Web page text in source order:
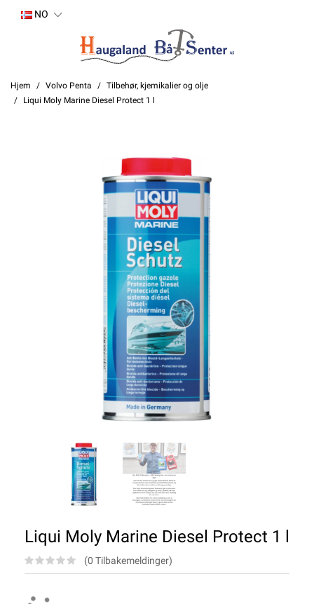
NO
Hjem Volvo Penta
Tilbehør, kjemikalier og olje
Liqui Moly Marine Diesel Protect 1 l
Liqui Moly Marine Diesel Protect 1 l
(0 Tilbakemeldinger)